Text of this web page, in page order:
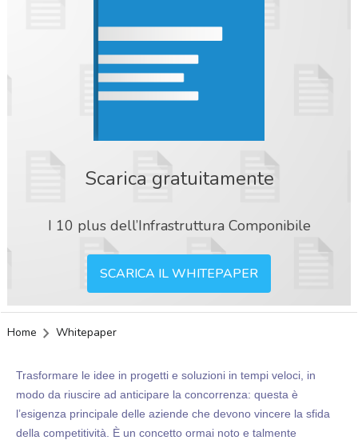
Scarica gratuitamente
I 10 plus dell’Infrastruttura Componibile
SCARICA IL WHITEPAPER
Home Whitepaper
Trasformare le idee in progetti e soluzioni in tempi veloci, in
modo da riuscire ad anticipare la concorrenza: questa è
l’esigenza principale delle aziende che devono vincere la sfida
della competitività. È un concetto ormai noto e talmente